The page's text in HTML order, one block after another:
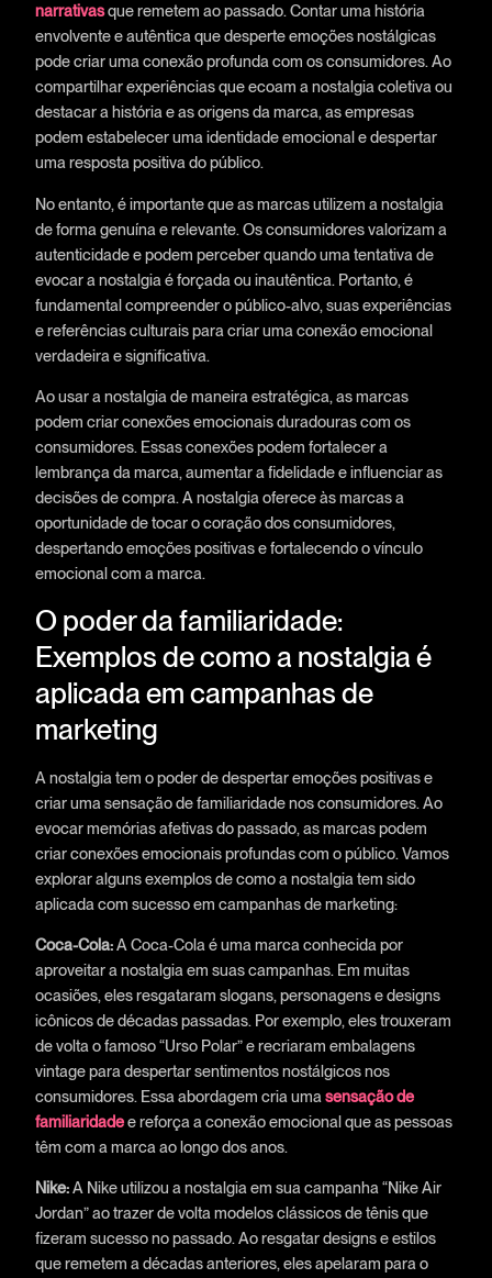
narrativasque remetem ao passado. Contar uma história
envolvente e autêntica que desperte emoções nostálgicas
pode criar uma conexão profunda com os consumidores. Ao
compartilhar experiências que ecoam a nostalgia coletiva ou
destacar a história e as origens da marca, as empresas
podem estabelecer uma identidade emocional e despertar
uma resposta positiva do público.
No entanto, é importante que as marcas utilizem a nostalgia
de forma genuína e relevante. Os consumidores valorizam a
autenticidade e podem perceber quando uma tentativa de
evocar a nostalgia é forçada ou inautêntica. Portanto, é
fundamental compreender o público-alvo, suas experiências
e referências culturais para criar uma conexão emocional
verdadeira e significativa.
Ao usar a nostalgia de maneira estratégica, as marcas
podem criar conexões emocionais duradouras com os
consumidores. Essas conexões podem fortalecer a
lembrança da marca, aumentar a fidelidade e influenciar as
decisões de compra. A nostalgia oferece às marcas a
oportunidade de tocar o coração dos consumidores,
despertando emoções positivas e fortalecendo o vínculo
emocional com a marca.
O poder da familiaridade:
Exemplos de como a nostalgia é
aplicada em campanhas de
marketing
A nostalgia tem o poder de despertar emoções positivas e
criar uma sensação de familiaridade nos consumidores. Ao
evocar memórias afetivas do passado, as marcas podem
criar conexões emocionais profundas com o público. Vamos
explorar alguns exemplos de como a nostalgia tem sido
aplicada com sucesso em campanhas de marketing:
Coca-Cola:A Coca-Cola é uma marca conhecida por
aproveitar a nostalgia em suas campanhas. Em muitas
ocasiões, eles resgataram slogans, personagens e designs
icônicos de décadas passadas. Por exemplo, eles trouxeram
de volta o famoso “Urso Polar” e recriaram embalagens
vintage para despertar sentimentos nostálgicos nos
consumidores. Essa abordagem cria uma sensação de
familiaridade e reforça a conexão emocional que as pessoas
têm com a marca ao longo dos anos.
Nike:A Nike utilizou a nostalgia em sua campanha “Nike Air
Jordan” ao trazer de volta modelos clássicos de tênis que
fizeram sucesso no passado. Ao resgatar designs e estilos
que remetem a décadas anteriores, eles apelaram para o